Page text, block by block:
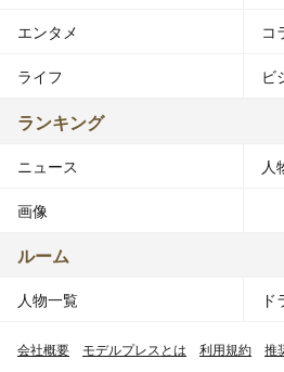
エンタメ コ
ライフ ビ
ランキング
ニュース 人
画像
ルーム
人物一覧
会社概要 モデルプレスとは 利用規約 推